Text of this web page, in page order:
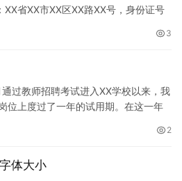
省XX市XX区XX路XX号，身份证号
3
过教师招聘考试进入XX学校以来，我
位上度过了一年的试用期。在这一年
2
体大小